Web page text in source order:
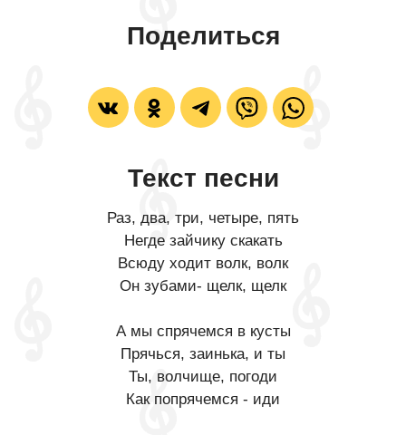
Поделиться
Текст песни
Раз, два, три, четыре, пять
Негде зайчику скакать
Всюду ходит волк, волк
Он зубами- щелк, щелк
А мы спрячемся в кусты
Прячься, заинька, и ты
Ты, волчище, погоди
Как попрячемся - иди